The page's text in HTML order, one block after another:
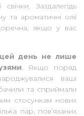
Заздалегідь
та ароматичні олії
якщо у вас
цей день не лише
. Якщо поряд
ваші
та сприймали
стосункам нових
пар, пов’язаних